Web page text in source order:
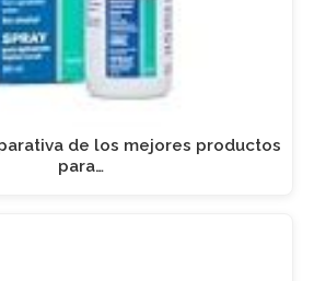
de los mejores productos
para…